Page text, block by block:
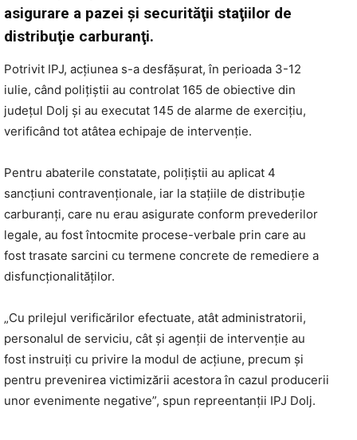
asigurare a pazei şi securităţii staţiilor de
distribuţie carburanţi.
Potrivit IPJ, acţiunea s-a desfăşurat, în perioada 3-12
iulie, când poliţiştii au controlat 165 de obiective din
judeţul Dolj şi au executat 145 de alarme de exerciţiu,
verificând tot atâtea echipaje de intervenţie.
Pentru abaterile constatate, poliţiştii au aplicat 4
sancţiuni contravenţionale, iar la staţiile de distribuţie
carburanţi, care nu erau asigurate conform prevederilor
legale, au fost întocmite procese-verbale prin care au
fost trasate sarcini cu termene concrete de remediere a
disfuncţionalităţilor.
„Cu prilejul verificărilor efectuate, atât administratorii,
personalul de serviciu, cât şi agenţii de intervenţie au
fost instruiţi cu privire la modul de acţiune, precum şi
pentru prevenirea victimizării acestora în cazul producerii
unor evenimente negative”, spun repreentanţii IPJ Dolj.